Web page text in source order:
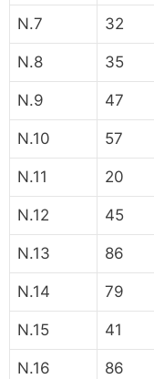
N.7 32
N.8 35
N.9 47
N.10 57
N.11 20
N.12 45
N.13 86
N.14 79
N.15 41
N.16 86